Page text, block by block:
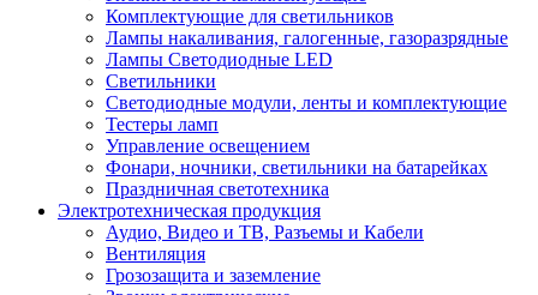
Комплектующие для светильников
Лампы накаливания, галогенные, газоразрядные
Лампы Светодиодные LED
Светильники
Светодиодные модули, ленты и комплектующие
Тестеры ламп
Управление освещением
Фонари, ночники, светильники на батарейках
Праздничная светотехника
Электротехническая продукция
Аудио, Видео и ТВ, Разъемы и Кабели
Вентиляция
Грозозащита и заземление